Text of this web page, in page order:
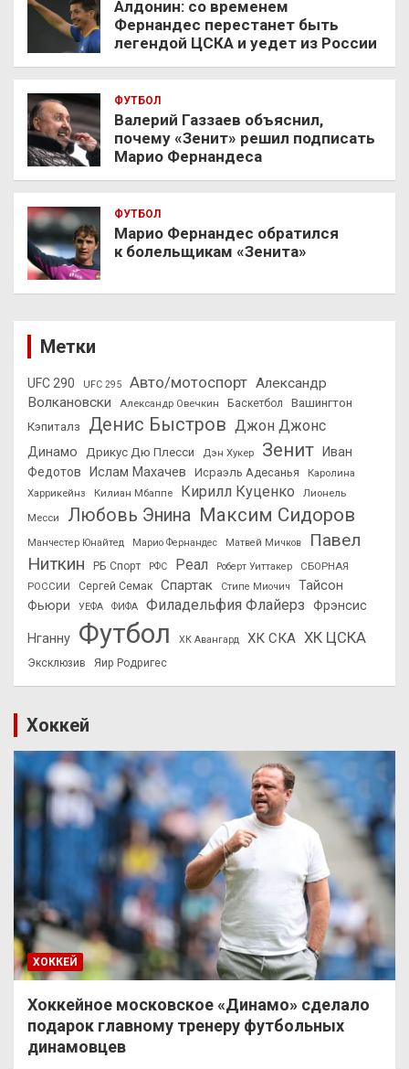
Алдонин: со временем
Фернандес перестанет быть
легендой ЦСКА и уедет из России
ФУТБОЛ
Валерий Газзаев объяснил,
почему «Зенит» решил подписать
Марио Фернандеса
ФУТБОЛ
Марио Фернандес обратился
к болельщикам «Зенита»
Метки
UFC 290 UFC 295 Авто/мотоспорт Александр
Волкановски
Александр Овечкин Баскетбол
Вашингтон
Кэпиталз
Денис Быстров Джон Джонс
Динамо Дрикус Дю Плесси Дэн Хукер Зенит
Иван
Федотов
Ислам Махачев Исраэль Адесанья
Каролина
Харрикейнз
Килиан Мбаппе Кирилл Куценко
Лионель
Месси
Любовь Энина Максим Сидоров
Манчестер Юнайтед Марио Фернандес Матвей Мичков
Павел
Ниткин
РБ Спорт РФС Реал Роберт Уиттакер
СБОРНАЯ
РОССИИ
Сергей Семак Спартак Стипе Миочич
Тайсон
Фьюри
УЕФА ФИФА Филадельфия Флайерз Фрэнсис
Нганну Футбол ХК Авангард ХК СКА ХК ЦСКА
Эксклюзив Яир Родригес
Хоккей
ХОККЕЙ
Хоккейное московское «Динамо» сделало
подарок главному тренеру футбольных
динамовцев